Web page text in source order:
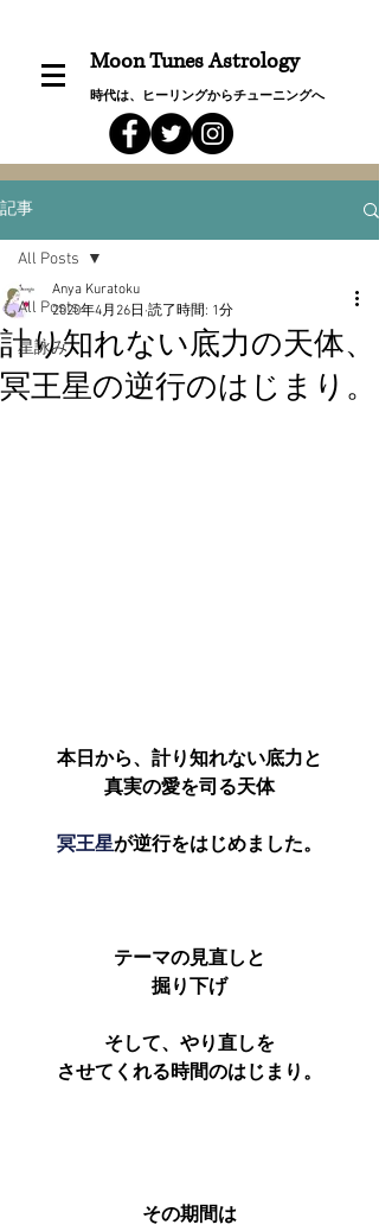
Moon Tunes Astrology
時代は、ヒーリングからチューニングへ
記事
All Posts
星詠み
All Posts
計り知れない底力の天体、
冥王星の逆行のはじまり。
Anya Kuratoku
2020年4月26日 読了時間: 1分
本日から、計り知れない底力と
真実の愛を司る天体
冥王星が逆行をはじめました。
テーマの見直しと
掘り下げ
そして、やり直しを
させてくれる時間のはじまり。
その期間は